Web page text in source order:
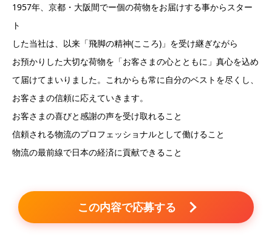
1957年、京都・大阪間でー個の荷物をお届けする事からスター
ト
した当社は、以来「飛脚の精神(こころ)」を受け継ぎながら
お預かりした大切な荷物を「お客さまの心とともに」真心を込め
て届けてまいりました。これからも常に自分のベストを尽くし、
お客さまの信頼に応えていきます。
お客さまの喜びと感謝の声を受け取れること
信頼される物流のプロフェッショナルとして働けること
物流の最前線で日本の経済に貢献できること
この内容で応募する